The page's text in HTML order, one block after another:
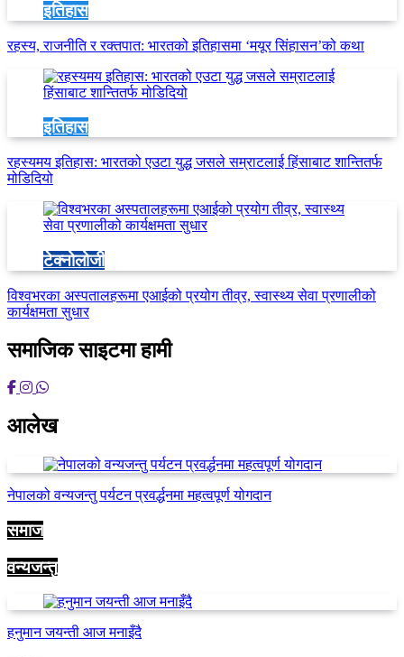
इतिहास
रहस्य, राजनीति र रक्तपात: भारतको इतिहासमा ‘मयूर सिंहासन’को कथा
इतिहास
रहस्यमय इतिहास: भारतको एउटा युद्ध जसले सम्राटलाई हिंसाबाट शान्तितर्फ
मोडिदियो
टेक्नोलोजी
विश्वभरका अस्पतालहरूमा एआईको प्रयोग तीव्र, स्वास्थ्य सेवा प्रणालीको
कार्यक्षमता सुधार
समाजिक साइटमा हामी
आलेख
नेपालको वन्यजन्तु पर्यटन प्रवर्द्धनमा महत्वपूर्ण योगदान
समाज
वन्यजन्तु
हनुमान जयन्ती आज मनाइँदै